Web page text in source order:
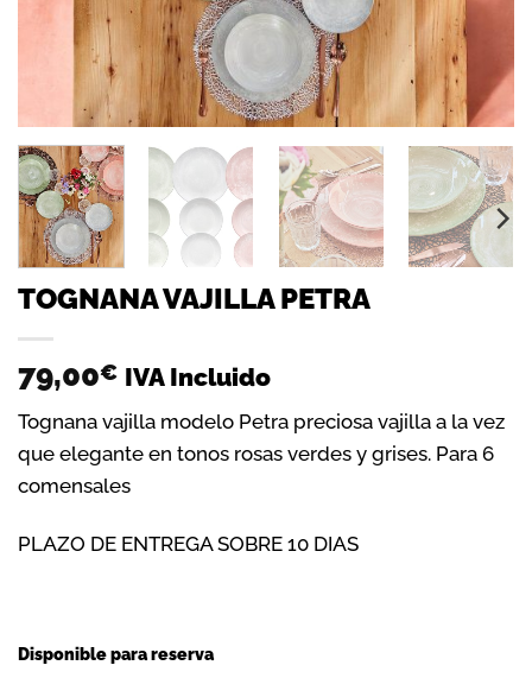
TOGNANA VAJILLA PETRA
79,00€ IVA Incluido
Tognana vajilla modelo Petra preciosa vajilla a la vez
que elegante en tonos rosas verdes y grises. Para 6
comensales
PLAZO DE ENTREGA SOBRE 10 DIAS
Disponible para reserva